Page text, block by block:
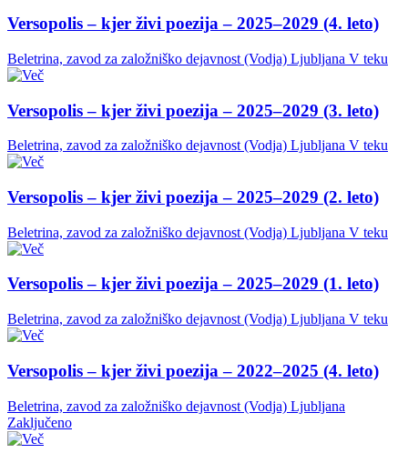
Versopolis – kjer živi poezija – 2025–2029 (4. leto)
Beletrina, zavod za založniško dejavnost (Vodja) Ljubljana V teku
Versopolis – kjer živi poezija – 2025–2029 (3. leto)
Beletrina, zavod za založniško dejavnost (Vodja) Ljubljana V teku
Versopolis – kjer živi poezija – 2025–2029 (2. leto)
Beletrina, zavod za založniško dejavnost (Vodja) Ljubljana V teku
Versopolis – kjer živi poezija – 2025–2029 (1. leto)
Beletrina, zavod za založniško dejavnost (Vodja) Ljubljana V teku
Versopolis – kjer živi poezija – 2022–2025 (4. leto)
Beletrina, zavod za založniško dejavnost (Vodja) Ljubljana
Zaključeno